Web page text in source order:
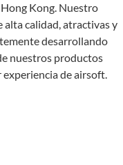
Kong. Nuestro
calidad, atractivas y
desarrollando
nuestros productos
de airsoft.